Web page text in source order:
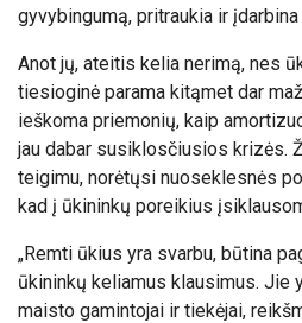
gyvybingumą, pritraukia ir
Anot jų, ateitis kelia nerimą, nes
tiesioginė parama kitąmet dar
ieškoma priemonių, kaip
jau dabar susiklosčiusios krizės.
teigimu, norėtųsi nuoseklesnės
kad į ūkininkų poreikius
„Remti ūkius yra svarbu, būtina
ūkininkų keliamus klausimus. Jie
maisto gamintojai ir tiekėjai,